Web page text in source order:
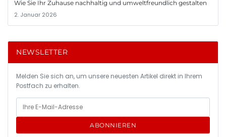
Wie Sie Ihr Zuhause nachhaltig und umweltfreundlich gestalten
2. Januar 2026
NEWSLETTER
Melden Sie sich an, um unsere neuesten Artikel direkt in Ihrem
Postfach zu erhalten.
ABONNIEREN